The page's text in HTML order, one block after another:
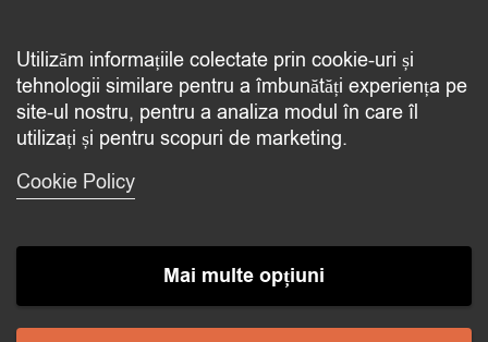
Reparatii Aer Conditionat Utilaje Agricole
Promotii
Reduceri de 15% la Incalzitoare Webasto,
Utilizăm informațiile colectate prin cookie-uri și
tehnologii similare pentru a îmbunătăți experiența pe
site-ul nostru, pentru a analiza modul în care îl
utilizați și pentru scopuri de marketing.
Cookie Policy
Mai multe opțiuni